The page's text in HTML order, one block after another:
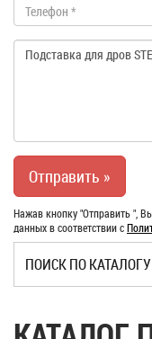
Нажав кнопку "Отправить ",
данных в соответствии с